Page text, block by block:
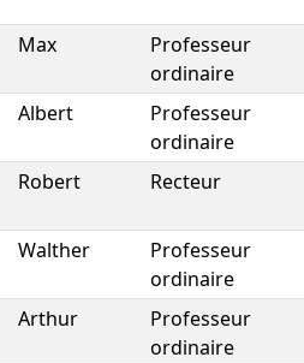
Max
Professeur
ordinaire
Albert
Professeur
ordinaire
Robert Recteur
Walther
Professeur
ordinaire
Arthur
Professeur
ordinaire